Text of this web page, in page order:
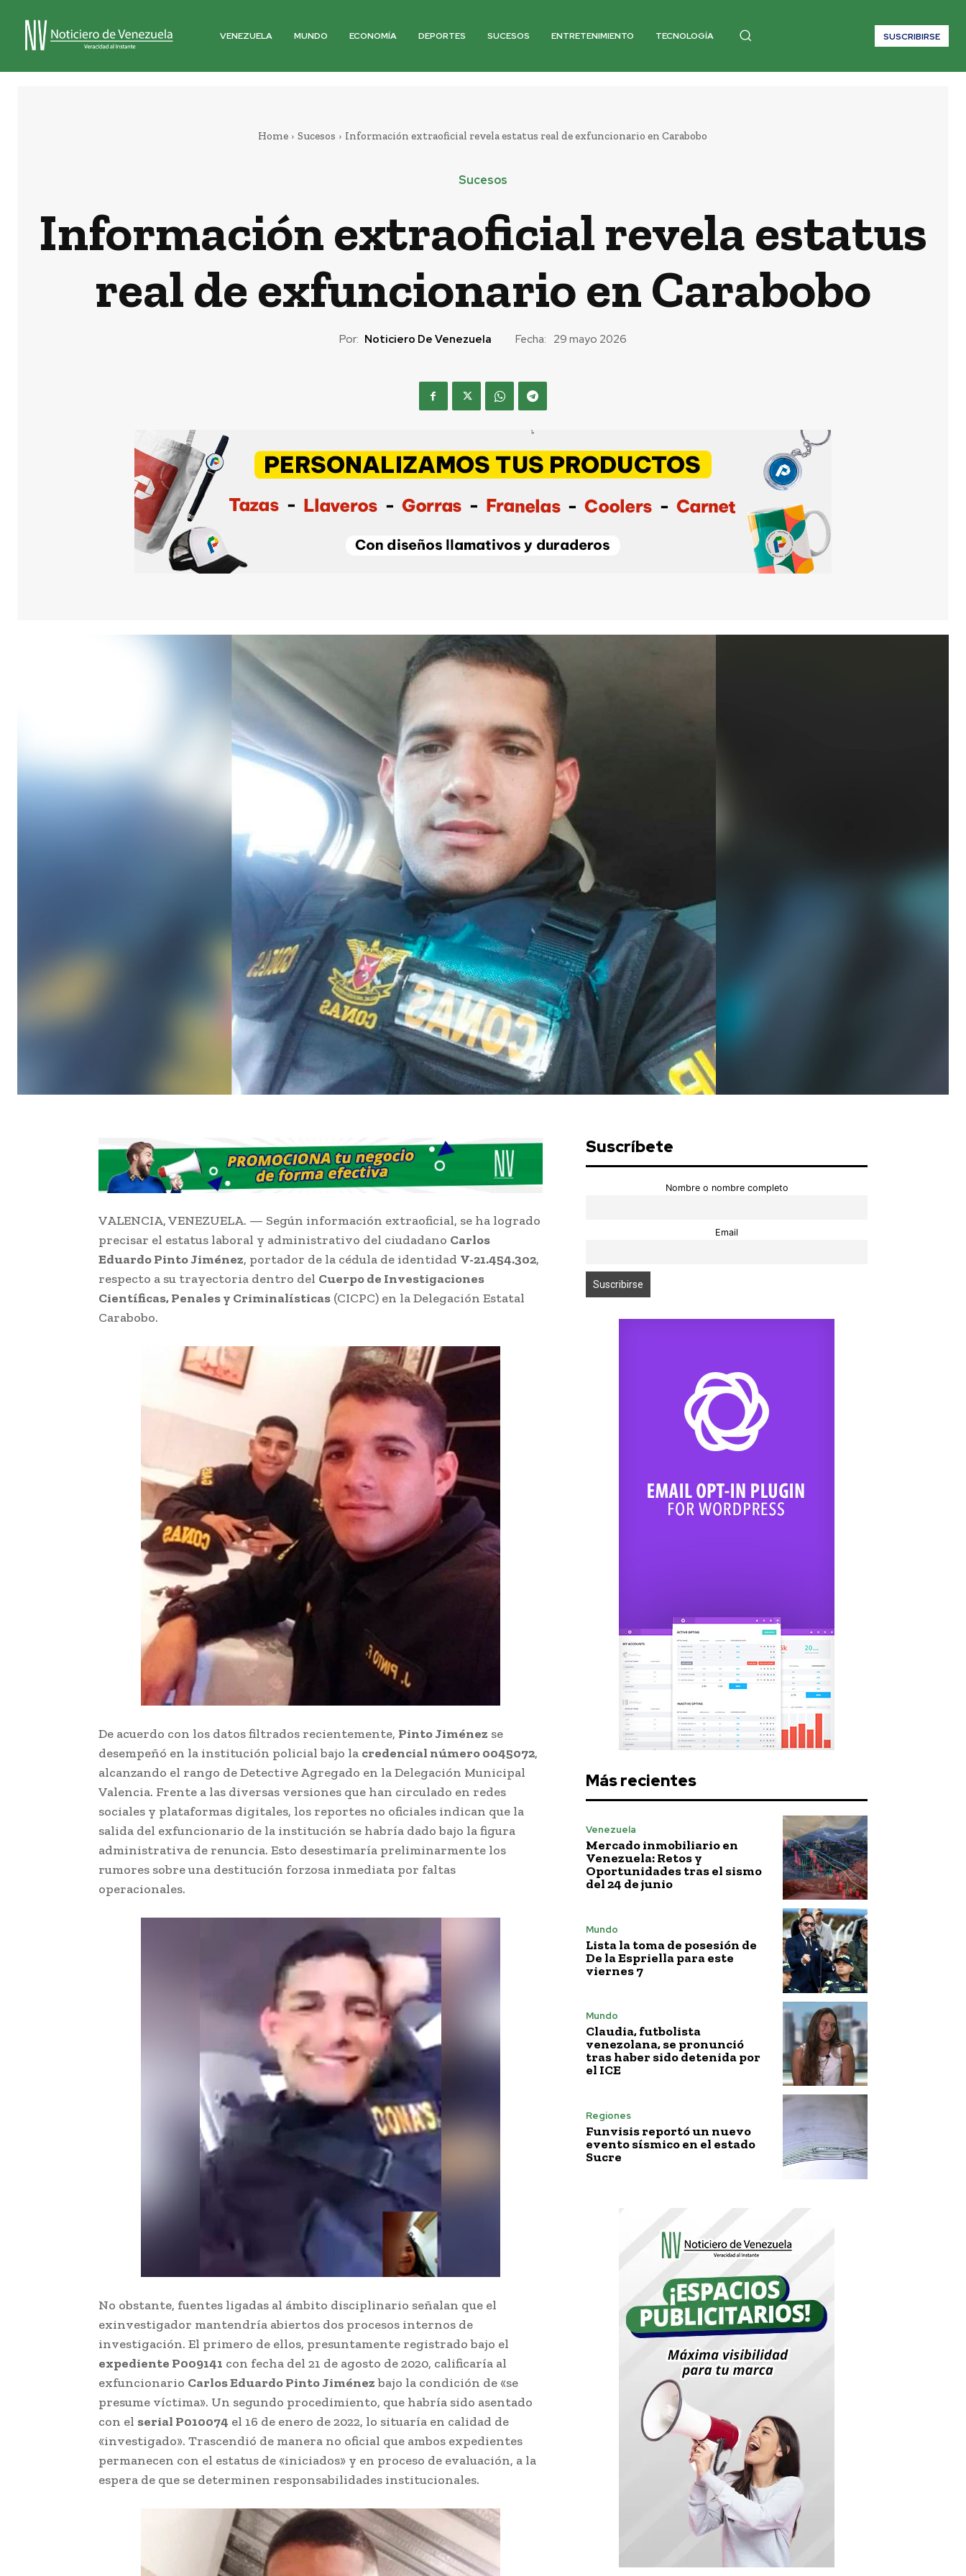
VENEZUELA MUNDO ECONOMÍA DEPORTES SUCESOS ENTRETENIMIENTO TECNOLOGÍA SUSCRIBIRSE
Home Sucesos Información extraoficial revela estatus real de exfuncionario en Carabobo
Sucesos
Información extraoficial revela estatus
real de exfuncionario en Carabobo
Por: Noticiero De Venezuela Fecha: 29 mayo 2026
VALENCIA, VENEZUELA. — Según información extraoficial, se ha logrado
precisar el estatus laboral y administrativo del ciudadano Carlos
Eduardo Pinto Jiménez, portador de la cédula de identidad V-21.454.302,
respecto a su trayectoria dentro del Cuerpo de Investigaciones
Científicas, Penales y Criminalísticas (CICPC) en la Delegación Estatal
Carabobo.
De acuerdo con los datos filtrados recientemente, Pinto Jiménez se
desempeñó en la institución policial bajo la credencial número 0045072,
alcanzando el rango de Detective Agregado en la Delegación Municipal
Valencia. Frente a las diversas versiones que han circulado en redes
sociales y plataformas digitales, los reportes no oficiales indican que la
salida del exfuncionario de la institución se habría dado bajo la figura
administrativa de renuncia. Esto desestimaría preliminarmente los
rumores sobre una destitución forzosa inmediata por faltas
operacionales.
No obstante, fuentes ligadas al ámbito disciplinario señalan que el
exinvestigador mantendría abiertos dos procesos internos de
investigación. El primero de ellos, presuntamente registrado bajo el
expediente P009141 con fecha del 21 de agosto de 2020, calificaría al
exfuncionario Carlos Eduardo Pinto Jiménezbajo la condición de «se
presume víctima». Un segundo procedimiento, que habría sido asentado
con el serial P010074 el 16 de enero de 2022, lo situaría en calidad de
«investigado». Trascendió de manera no oficial que ambos expedientes
permanecen con el estatus de «iniciados» y en proceso de evaluación, a la
espera de que se determinen responsabilidades institucionales.
Suscríbete
Nombre o nombre completo
Email
Más recientes
Venezuela
Mercado inmobiliario en
Venezuela: Retos y
Oportunidades tras el sismo
del 24 de junio
Mundo
Lista la toma de posesión de
De la Espriella para este
viernes 7
Mundo
Claudia, futbolista
venezolana, se pronunció
tras haber sido detenida por
el ICE
Regiones
Funvisis reportó un nuevo
evento sísmico en el estado
Sucre